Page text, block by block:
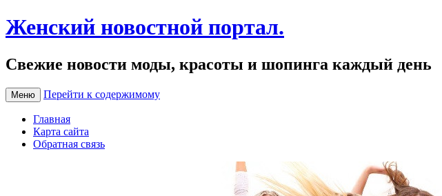
Женский новостной портал.
Свежие новости моды, красоты и шопинга каждый день
Меню Перейти к содержимому
Главная
Карта сайта
Обратная связь